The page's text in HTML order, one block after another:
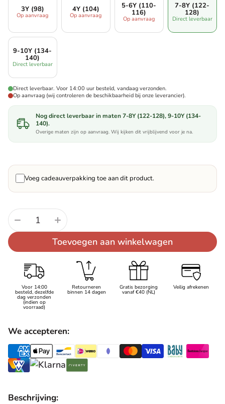
3Y (98)
Op aanvraag
4Y (104)
Op aanvraag
5-6Y (110-
116)
Op aanvraag
7-8Y (122-
128)
Direct leverbaar
9-10Y (134-
140)
Direct leverbaar
Direct leverbaar. Voor 14:00 uur besteld, vandaag verzonden.
Op aanvraag (wij controleren de beschikbaarheid bij onze leverancier).
Nog direct leverbaar in maten 7-8Y (122-128), 9-10Y (134-
140).
Overige maten zijn op aanvraag. Wij kijken dit vrijblijvend voor je na.
Voeg cadeauverpakking toe aan dit product.
Aantal:
Toevoegen aan winkelwagen
Voor 14:00
besteld, dezelfde
dag verzonden
(indien op
voorraad)
Retourneren
binnen 14 dagen
Gratis bezorging
vanaf €40 (NL)
Veilig afrekenen
We accepteren:
Beschrijving: